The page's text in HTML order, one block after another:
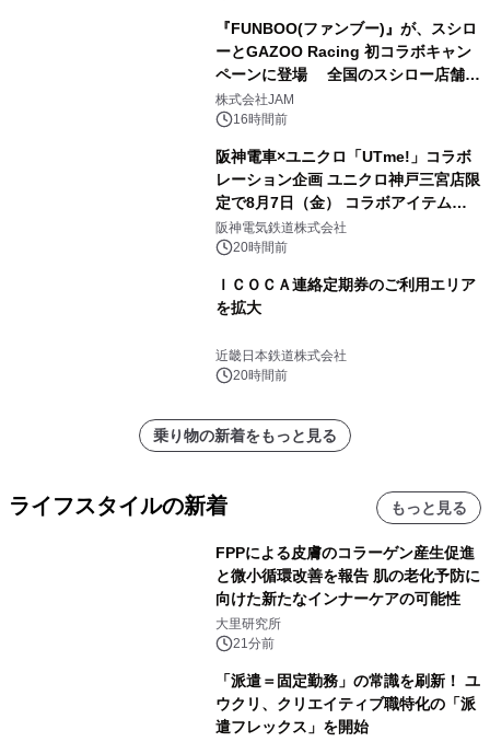
『FUNBOO(ファンブー)』が、スシロ
ーとGAZOO Racing 初コラボキャン
ペーンに登場 全国のスシロー店舗で
GR 4車種の FUNBOO(ミニカー)付き
メニューが展開されます
株式会社JAM
16時間前
阪神電車×ユニクロ「UTme!」コラボ
レーション企画 ユニクロ神戸三宮店限
定で8月7日（金） コラボアイテムが
発売決定！
阪神電気鉄道株式会社
20時間前
ＩＣＯＣＡ連絡定期券のご利用エリア
を拡大
近畿日本鉄道株式会社
20時間前
乗り物の新着をもっと見る
ライフスタイルの新着 もっと見る
FPPによる皮膚のコラーゲン産生促進
と微小循環改善を報告 肌の老化予防に
向けた新たなインナーケアの可能性
大里研究所
21分前
「派遣＝固定勤務」の常識を刷新！ ユ
ウクリ、クリエイティブ職特化の「派
遣フレックス」を開始